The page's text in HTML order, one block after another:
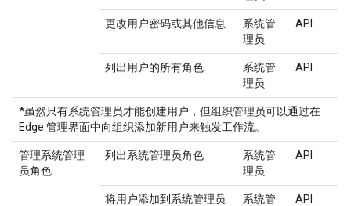
更改用户密码或其他信息
系统管
理员
API
列出用户的所有角色
系统管
理员
API
*虽然只有系统管理员才能创建用户，但组织管理员可以通过在
Edge 管理界面中向组织添加新用户来触发工作流。
管理系统管理
员角色
列出系统管理员角色
系统管
理员
API
将用户添加到系统管理员
系统管
API